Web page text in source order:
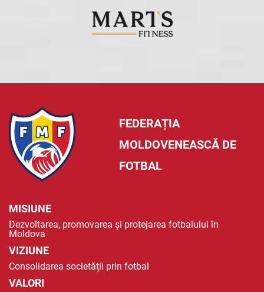
FEDERAȚIA
MOLDOVENEASCĂ DE
FOTBAL
MISIUNE
Dezvoltarea, promovarea și protejarea fotbalului în
Moldova
VIZIUNE
Consolidarea societății prin fotbal
VALORI